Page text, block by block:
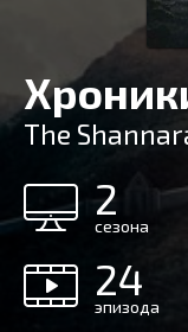
The
2
сезона
24
эпизода